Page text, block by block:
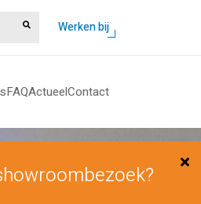
Werken bij
FAQActueelContact